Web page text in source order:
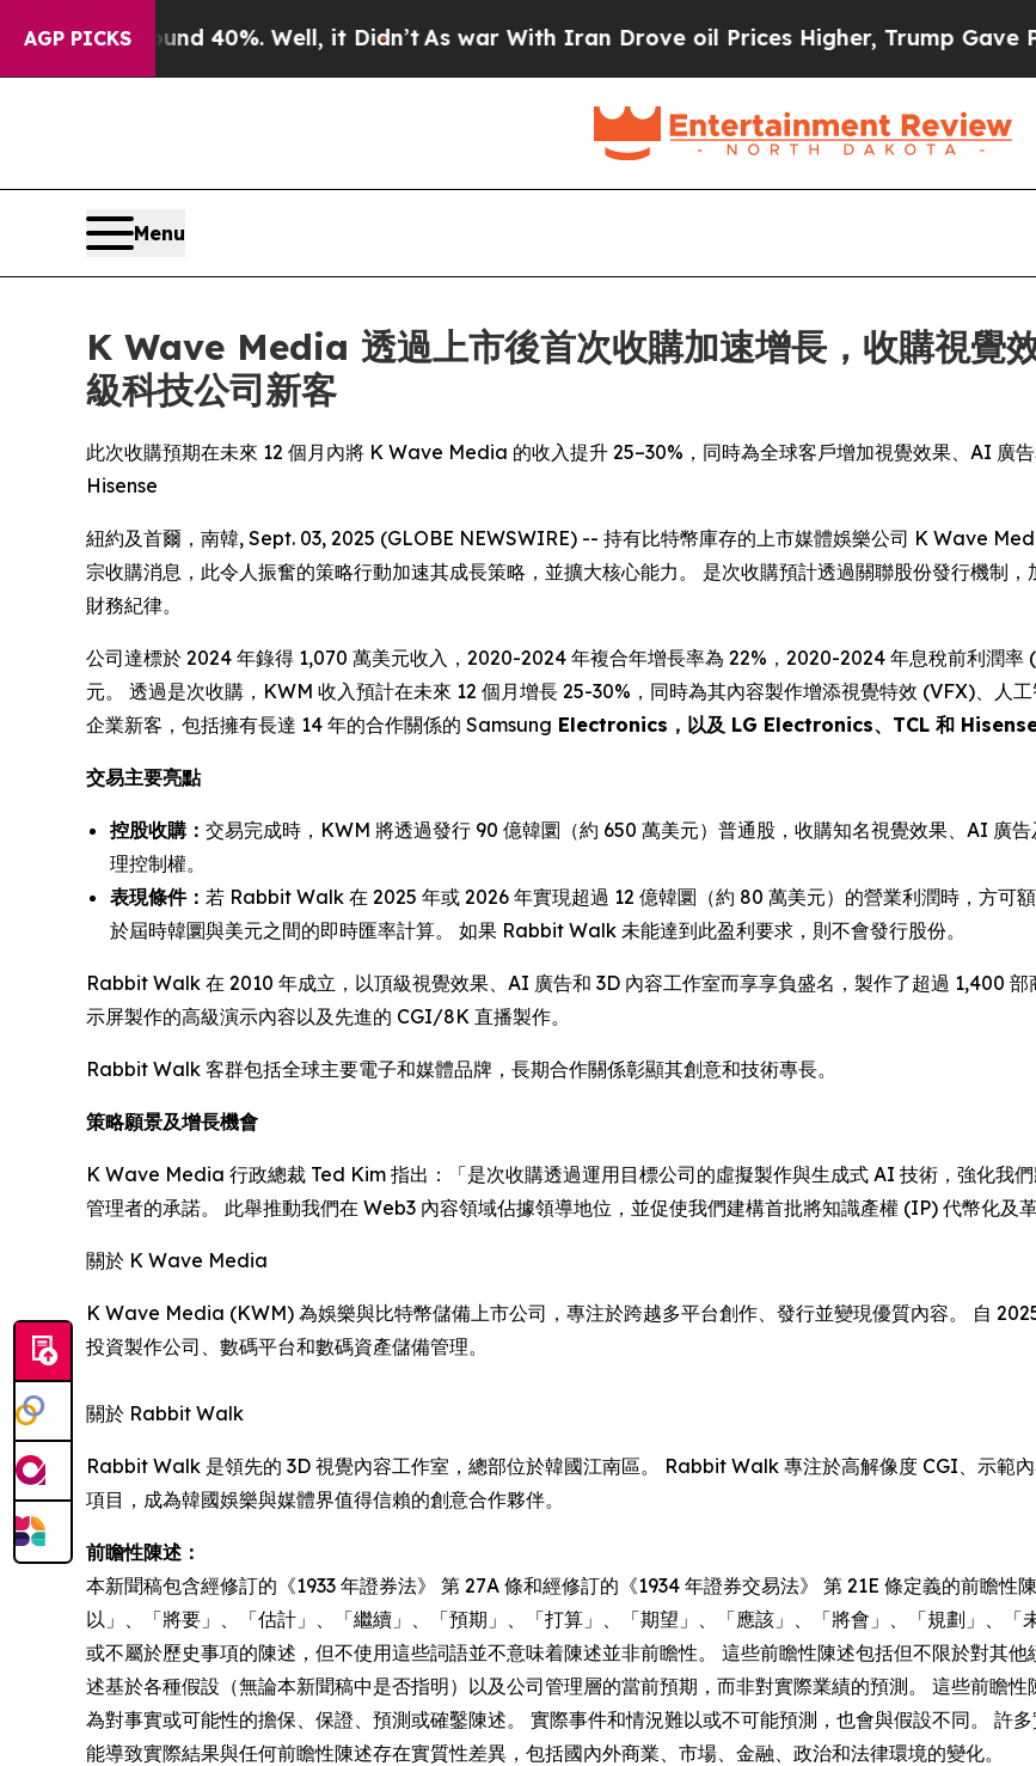
AGP PICKS
Around 40%. Well, it Didn’t As war With Iran Drove oil Prices Higher, Trump Gave
Menu
K Wave Media 透過上市後首次收購加速增長，收購視覺
級科技公司新客
此次收購預期在未來 12 個月內將 K Wave Media 的收入提升 25–30%，同時為全球客戶增加視覺效果、AI 廣
Hisense
紐約及首爾，南韓, Sept. 03, 2025 (GLOBE NEWSWIRE) -- 持有比特幣庫存的上市媒體娛樂公司 K Wave
宗收購消息，此令人振奮的策略行動加速其成長策略，並擴大核心能力。 是次收購預計透過關聯股份發行機制
財務紀律。
公司達標於 2024 年錄得 1,070 萬美元收入，2020-2024 年複合年增長率為 22%，2020-2024 年息稅前利潤
元。 透過是次收購，KWM 收入預計在未來 12 個月增長 25-30%，同時為其內容製作增添視覺特效 (VFX)、人
企業新客，包括擁有長達 14 年的合作關係的 Samsung Electronics，以及 LG Electronics、TCL 和 Hisense
交易主要亮點
控股收購： 交易完成時，KWM 將透過發行 90 億韓圜（約 650 萬美元）普通股，收購知名視覺效果、AI 廣
理控制權。
表現條件： 若 Rabbit Walk 在 2025 年或 2026 年實現超過 12 億韓圜（約 80 萬美元）的營業利潤時，方可
於屆時韓圜與美元之間的即時匯率計算。 如果 Rabbit Walk 未能達到此盈利要求，則不會發行股份。
Rabbit Walk 在 2010 年成立，以頂級視覺效果、AI 廣告和 3D 內容工作室而享享負盛名，製作了超過 1,400
示屏製作的高級演示內容以及先進的 CGI/8K 直播製作。
Rabbit Walk 客群包括全球主要電子和媒體品牌，長期合作關係彰顯其創意和技術專長。
策略願景及增長機會
K Wave Media 行政總裁 Ted Kim 指出：「是次收購透過運用目標公司的虛擬製作與生成式 AI 技術，強化我
管理者的承諾。 此舉推動我們在 Web3 內容領域佔據領導地位，並促使我們建構首批將知識產權 (IP) 代幣化及
關於 K Wave Media
K Wave Media (KWM) 為娛樂與比特幣儲備上市公司，專注於跨越多平台創作、發行並變現優質內容。 自
投資製作公司、數碼平台和數碼資產儲備管理。
關於 Rabbit Walk
Rabbit Walk 是領先的 3D 視覺內容工作室，總部位於韓國江南區。 Rabbit Walk 專注於高解像度 CGI、示範
項目，成為韓國娛樂與媒體界值得信賴的創意合作夥伴。
前瞻性陳述：
本新聞稿包含經修訂的《1933 年證券法》 第 27A 條和經修訂的《1934 年證券交易法》 第 21E 條定義的前瞻性
以」、「將要」、「估計」、「繼續」、「預期」、「打算」、「期望」、「應該」、「將會」、「規劃」、
或不屬於歷史事項的陳述，但不使用這些詞語並不意味着陳述並非前瞻性。 這些前瞻性陳述包括但不限於對其
述基於各種假設（無論本新聞稿中是否指明）以及公司管理層的當前預期，而非對實際業績的預測。 這些前瞻
為對事實或可能性的擔保、保證、預測或確鑿陳述。 實際事件和情況難以或不可能預測，也會與假設不同。 許
能導致實際結果與任何前瞻性陳述存在實質性差異，包括國內外商業、市場、金融、政治和法律環境的變化。